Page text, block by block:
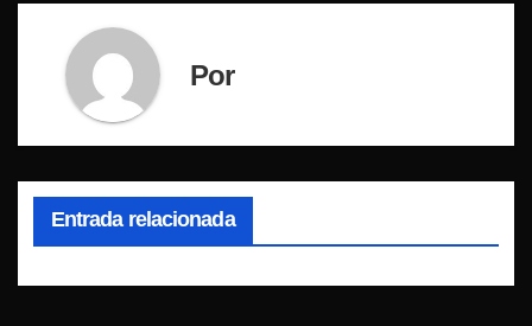
Por
Entrada relacionada